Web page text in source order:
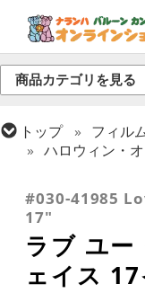
商品カテゴリを見る
トップ フィル
ハロウィン・
#030-41985
17"
ラブ ユー
ェイス